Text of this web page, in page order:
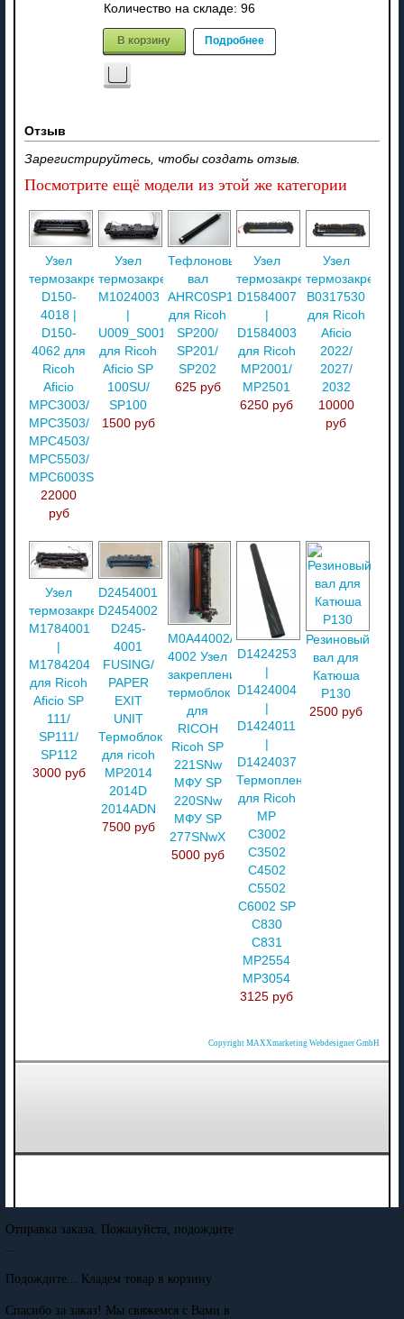
Количество на складе: 96
В корзину Подробнее
Отзыв
Зарегистрируйтесь, чтобы создать отзыв.
Посмотрите ещё модели из этой же категории
Узел
термозакрепления
D150-
4018 |
D150-
4062 для
Ricoh
Aficio
MPC3003/
MPC3503/
MPC4503/
MPC5503/
MPC6003SP
22000
руб
Узел
термозакрепления
M1024003
U009_S001
для Ricoh
Aficio SP
100SU/
SP100
1500 руб
Тефлоновый
вал
AHRC0SP100020
для Ricoh
SP200/
SP201/
SP202
625 руб
Узел
термозакрепления
D1584007
D1584003
для Ricoh
MP2001/
MP2501
6250 руб
Узел
B0317530
для Ricoh
Aficio
2022/
2027/
2032
10000
руб
Узел
термозакрепления
M1784001
|
M1784204
для Ricoh
Aficio SP
111/
SP111/
SP112
3000 руб
D2454001
D2454002
D245-
4001
FUSING/
PAPER
EXIT
UNIT
Термоблок
для ricoh
MP2014
2014D
2014ADN
7500 руб
M0A44002/M0A4-
4002 Узел
закрепления
термоблок
для
RICOH
Ricoh SP
221SNw
МФУ SP
220SNw
МФУ SP
277SNwX
5000 руб
D1424253
|
D1424004
|
D1424011
|
D1424037
Термопленка
для Ricoh
MP
C3002
C3502
C4502
C5502
C6002 SP
C830
C831
MP2554
MP3054
3125 руб
Резиновый
вал для
Катюша
P130
2500 руб
Copyright MAXXmarketing Webdesigner GmbH
Отправка заказа. Пожалуйста, подождите
...
Подождите... Кладем товар в корзину
Спасибо за заказ! Мы свяжемся с Вами в